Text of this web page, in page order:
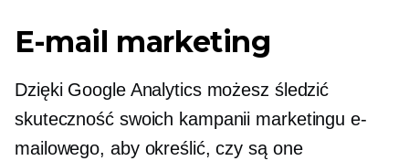
E-mail marketing
Dzięki Google Analytics możesz śledzić
skuteczność swoich kampanii marketingu e-
mailowego, aby określić, czy są one